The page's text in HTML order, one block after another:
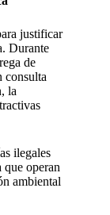
justificar
Durante
de
consulta
la
ilegales
operan
ambiental